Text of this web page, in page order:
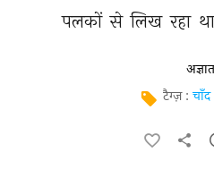
पलकों से लिख रहा
अज्ञात
टैग्ज़ : चाँद